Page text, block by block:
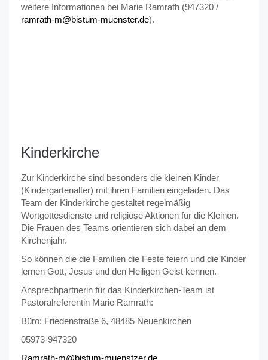
weitere Informationen bei Marie Ramrath (947320 /
ramrath-m@bistum-muenster.de).
Kinderkirche
Zur Kinderkirche sind besonders die kleinen Kinder
(Kindergartenalter) mit ihren Familien eingeladen. Das
Team der Kinderkirche gestaltet regelmäßig
Wortgottesdienste und religiöse Aktionen für die Kleinen.
Die Frauen des Teams orientieren sich dabei an dem
Kirchenjahr.
So können die die Familien die Feste feiern und die Kinder
lernen Gott, Jesus und den Heiligen Geist kennen.
Ansprechpartnerin für das Kinderkirchen-Team ist
Pastoralreferentin Marie Ramrath:
Büro: Friedenstraße 6, 48485 Neuenkirchen
05973-947320
Ramrath-m@bistum-muenstzer.de